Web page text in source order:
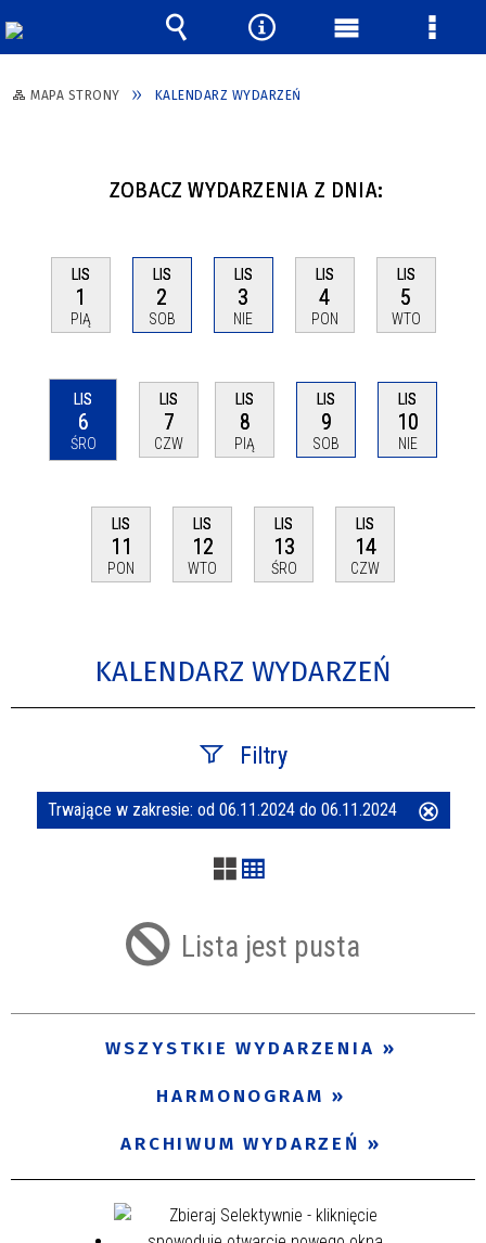
MAPA STRONY KALENDARZ WYDARZEŃ
ZOBACZ WYDARZENIA Z DNIA:
LIS
1
PIĄ
LIS
2
SOB
LIS
3
NIE
LIS
4
PON
LIS
5
WTO
LIS
6
ŚRO
LIS
7
CZW
LIS
8
PIĄ
LIS
9
SOB
LIS
10
NIE
LIS
11
PON
LIS
12
WTO
LIS
13
ŚRO
LIS
14
CZW
KALENDARZ WYDARZEŃ
Filtry
Szukana fraza
Trwające w zakresie: od 06.11.2024 do 06.11.2024
Lista jest pusta
WSZYSTKIE WYDARZENIA
HARMONOGRAM
ARCHIWUM WYDARZEŃ
Wyszukiwarka
NarzędziaMenu
Menu